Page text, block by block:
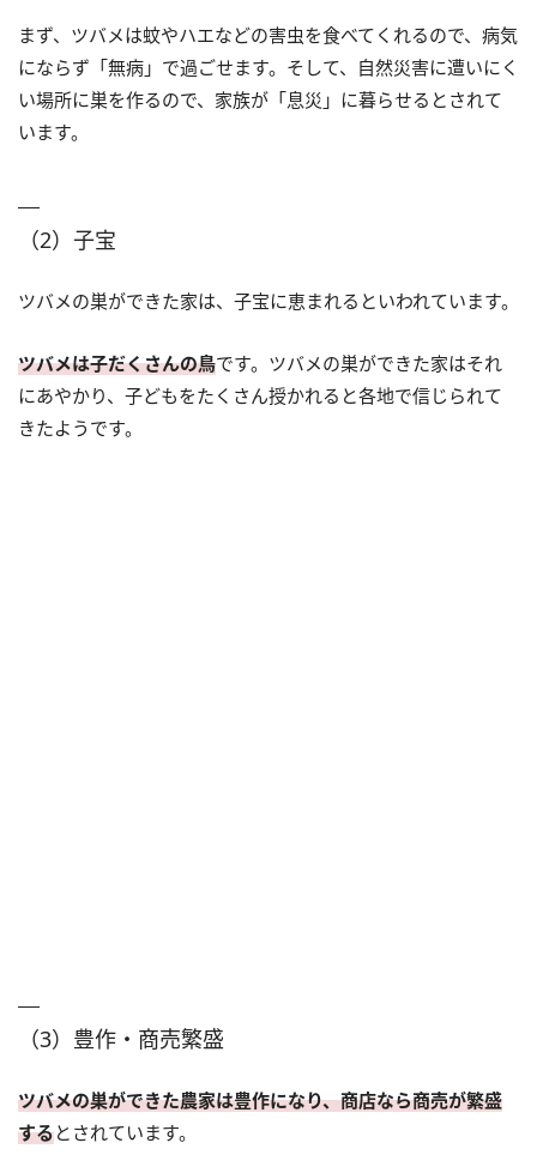
まず、ツバメは蚊やハエなどの害虫を食べてくれるので、病気
にならず「無病」で過ごせます。そして、自然災害に遭いにく
い場所に巣を作るので、家族が「息災」に暮らせるとされて
います。
（2）子宝
ツバメの巣ができた家は、子宝に恵まれるといわれています。
ツバメは子だくさんの鳥です。ツバメの巣ができた家はそれ
にあやかり、子どもをたくさん授かれると各地で信じられて
きたようです。
（3）豊作・商売繁盛
ツバメの巣ができた農家は豊作になり、商店なら商売が繁盛
するとされています。